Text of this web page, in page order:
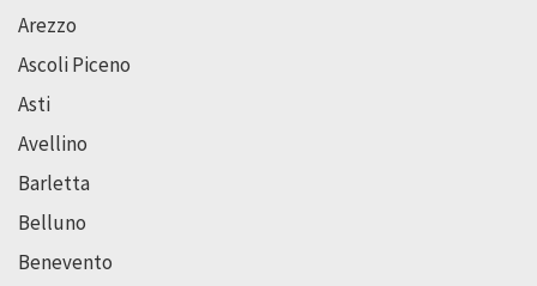
Arezzo
Ascoli Piceno
Asti
Avellino
Barletta
Belluno
Benevento